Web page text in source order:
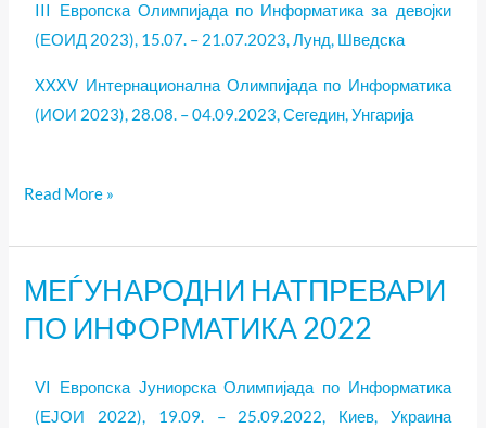
III Европска Олимпијада по Информатика за девојки
(ЕОИД 2023), 15.07. – 21.07.2023, Лунд, Шведска
XXXV Интернационална Олимпијада по Информатика
(ИОИ 2023), 28.08. – 04.09.2023, Сегедин, Унгарија
Read More »
МЕЃУНАРОДНИ НАТПРЕВАРИ
ПО ИНФОРМАТИКА 2022
VI Европска Јуниорска Олимпијада по Информатика
(ЕЈОИ 2022), 19.09. – 25.09.2022, Киев, Украина
МЕЃУНАРОДНИ
ПО